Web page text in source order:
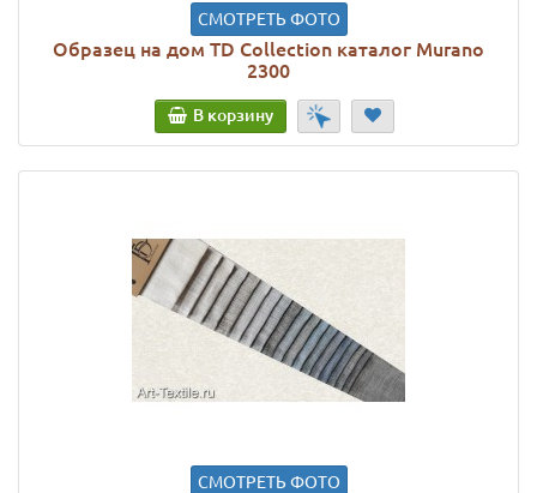
СМОТРЕТЬ ФОТО
Образец на дом TD Collection каталог Murano
2300
В корзину
СМОТРЕТЬ ФОТО